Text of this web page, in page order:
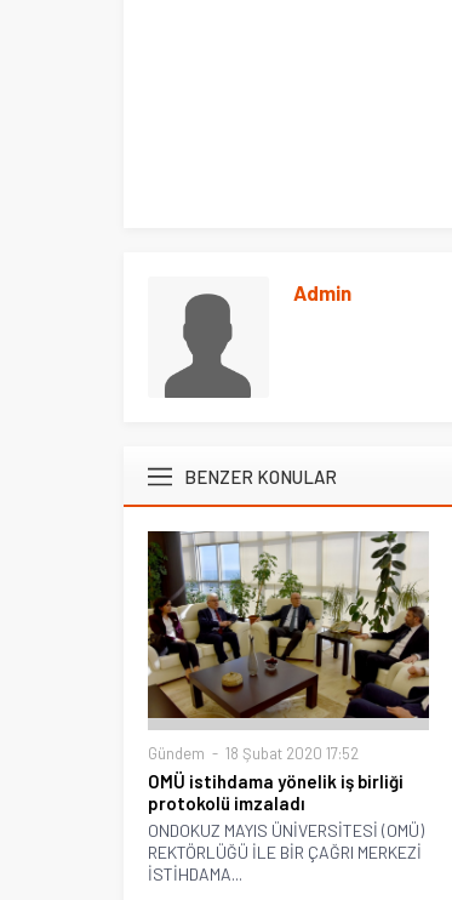
Admin
BENZER KONULAR
Gündem 18 Şubat 2020 17:52
OMÜ istihdama yönelik iş birliği
protokolü imzaladı
ONDOKUZ MAYIS ÜNİVERSİTESİ (OMÜ)
REKTÖRLÜĞÜ İLE BİR ÇAĞRI MERKEZİ
İSTİHDAMA...